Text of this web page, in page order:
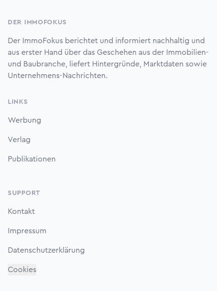
DER IMMOFOKUS
Der ImmoFokus berichtet und informiert nachhaltig und
aus erster Hand über das Geschehen aus der Immobilien-
und Baubranche, liefert Hintergründe, Marktdaten sowie
Unternehmens-Nachrichten.
LINKS
Werbung
Verlag
Publikationen
SUPPORT
Kontakt
Impressum
Datenschutzerklärung
Cookies